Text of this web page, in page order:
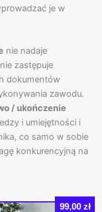
je w
nie nadaje
zastępuje
dokumentów
zawodu.
/ ukończenie
i umiejętności i
co samo w sobie
konkurencyjną na
99,00 zł